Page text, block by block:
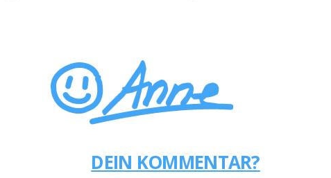
DEIN KOMMENTAR?